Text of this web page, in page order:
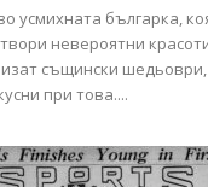
усмихната българка,
невероятни
същински шедьоври,
при това....